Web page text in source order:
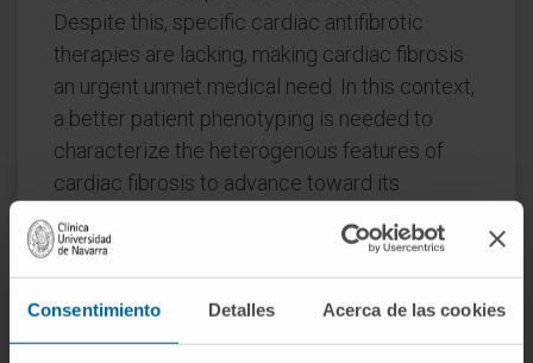
Consentimiento Detalles Acerca de las cookies
Despite this, specific cardiac antifibrotic
therapies are lacking, making cardiac fibrosis
an urgent unmet medical need. In this context,
a better patient phenotyping is needed to
characterize the heterogenous features of
cardiac fibrosis to advance toward its
will describe the different phenotypes
associated with cardiac fibrosis in heart
failure and we will focus on the potential
usefulness of imaging techniques and